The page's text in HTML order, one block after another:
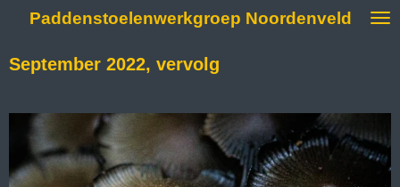
naar
Paddenstoelenwerkgroep Noordenveld
September 2022, vervolg